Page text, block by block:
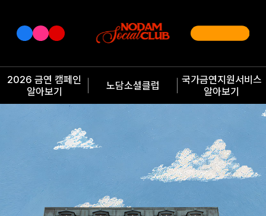
2026 금연 캠페인
알아보기
노담소셜클럽
국가금연지원서비스
알아보기